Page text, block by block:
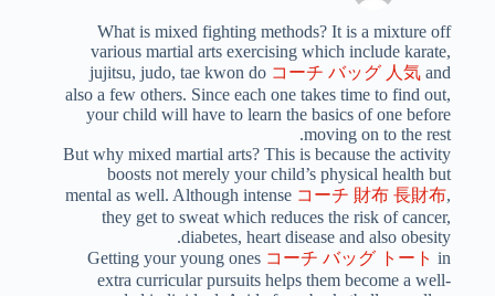
What is mixed fighting methods? It is a mixture off
various martial arts exercising which include karate,
jujitsu, judo, tae kwon do コーチ バッグ 人気 and
also a few others. Since each one takes time to find out,
your child will have to learn the basics of one before
moving on to the rest.
But why mixed martial arts? This is because the activity
boosts not merely your child’s physical health but
mental as well. Although intense コーチ 財布 長財布,
they get to sweat which reduces the risk of cancer,
diabetes, heart disease and also obesity.
Getting your young ones コーチ バッグ トート in
extra curricular pursuits helps them become a well-